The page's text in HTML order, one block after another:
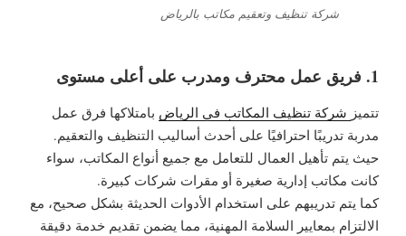
شركة تنظيف وتعقيم مكاتب بالرياض
1. فريق عمل محترف ومدرب على أعلى مستوى
تتميز شركة تنظيف المكاتب في الرياض بامتلاكها فرق عمل
مدربة تدريبًا احترافيًا على أحدث أساليب التنظيف والتعقيم.
حيث يتم تأهيل العمال للتعامل مع جميع أنواع المكاتب، سواء
كانت مكاتب إدارية صغيرة أو مقرات شركات كبيرة.
كما يتم تدريبهم على استخدام الأدوات الحديثة بشكل صحيح، مع
الالتزام بمعايير السلامة المهنية، مما يضمن تقديم خدمة دقيقة